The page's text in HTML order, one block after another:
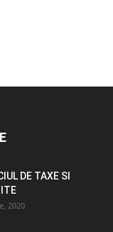
DE TAXE SI
2020